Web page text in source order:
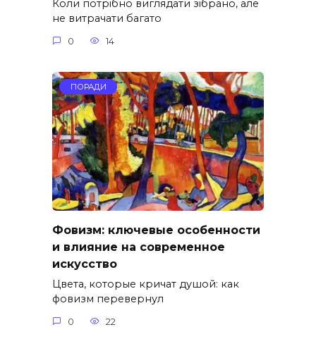
Коли потрібно виглядати зібрано, але
не витрачати багато
0 14
ПОРАДИ
Фовизм: ключевые особенности
и влияние на современное
искусство
Цвета, которые кричат душой: как
фовизм перевернул
0 22